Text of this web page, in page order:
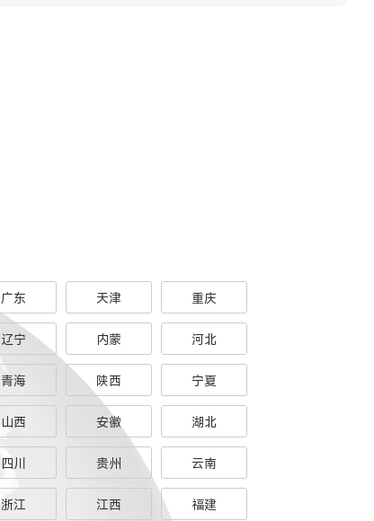
广东 天津 重庆
辽宁 内蒙 河北
青海 陕西 宁夏
山西 安徽 湖北
四川 贵州 云南
浙江 江西 福建